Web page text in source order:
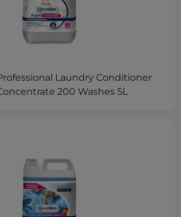
Laundry Conditioner
200 Washes 5L